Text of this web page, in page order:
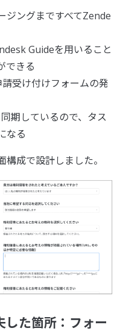
ジングまですべてZende
Guideを用いること
できる
受け付けフォームの発
期しているので、タス
なる
成で設計しました。
た箇所：フォー